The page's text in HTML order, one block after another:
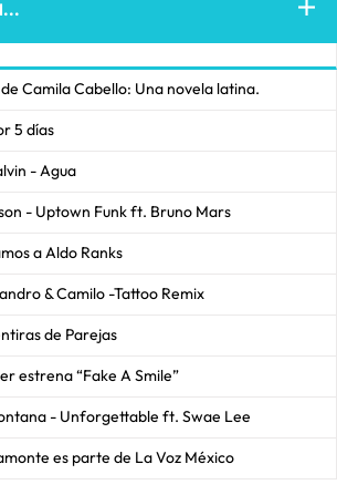
Camila Cabello: Una novela latina.
5 días
- Agua
- Uptown Funk ft. Bruno Mars
a Aldo Ranks
& Camilo -Tattoo Remix
de Parejas
estrena “Fake A Smile”
- Unforgettable ft. Swae Lee
es parte de La Voz México